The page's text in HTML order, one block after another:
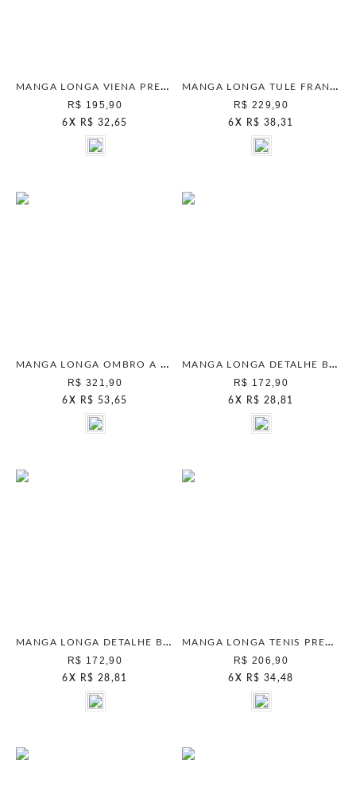
MANGA LONGA VIENA PRETO
R$ 195,90
6 X R$ 32,65
MANGA LONGA TULE FRANZIDO CAMELO
R$ 229,90
6 X R$ 38,31
MANGA LONGA OMBRO A OMBRO MARROM WOOD
R$ 321,90
6 X R$ 53,65
MANGA LONGA DETALHE BUSTO CHUMBO
R$ 172,90
6 X R$ 28,81
MANGA LONGA DETALHE BUSTO ARMY GREEN
R$ 172,90
6 X R$ 28,81
MANGA LONGA TENIS PRETO
R$ 206,90
6 X R$ 34,48